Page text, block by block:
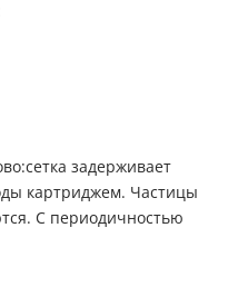
задерживает
картриджем. Частицы
С периодичностью